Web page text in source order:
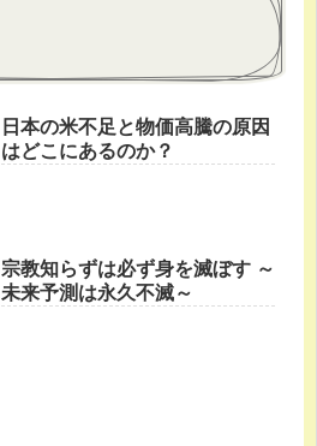
日本の米不足と物価高騰の原因
はどこにあるのか？
宗教知らずは必ず身を滅ぼす ～
未来予測は永久不滅～